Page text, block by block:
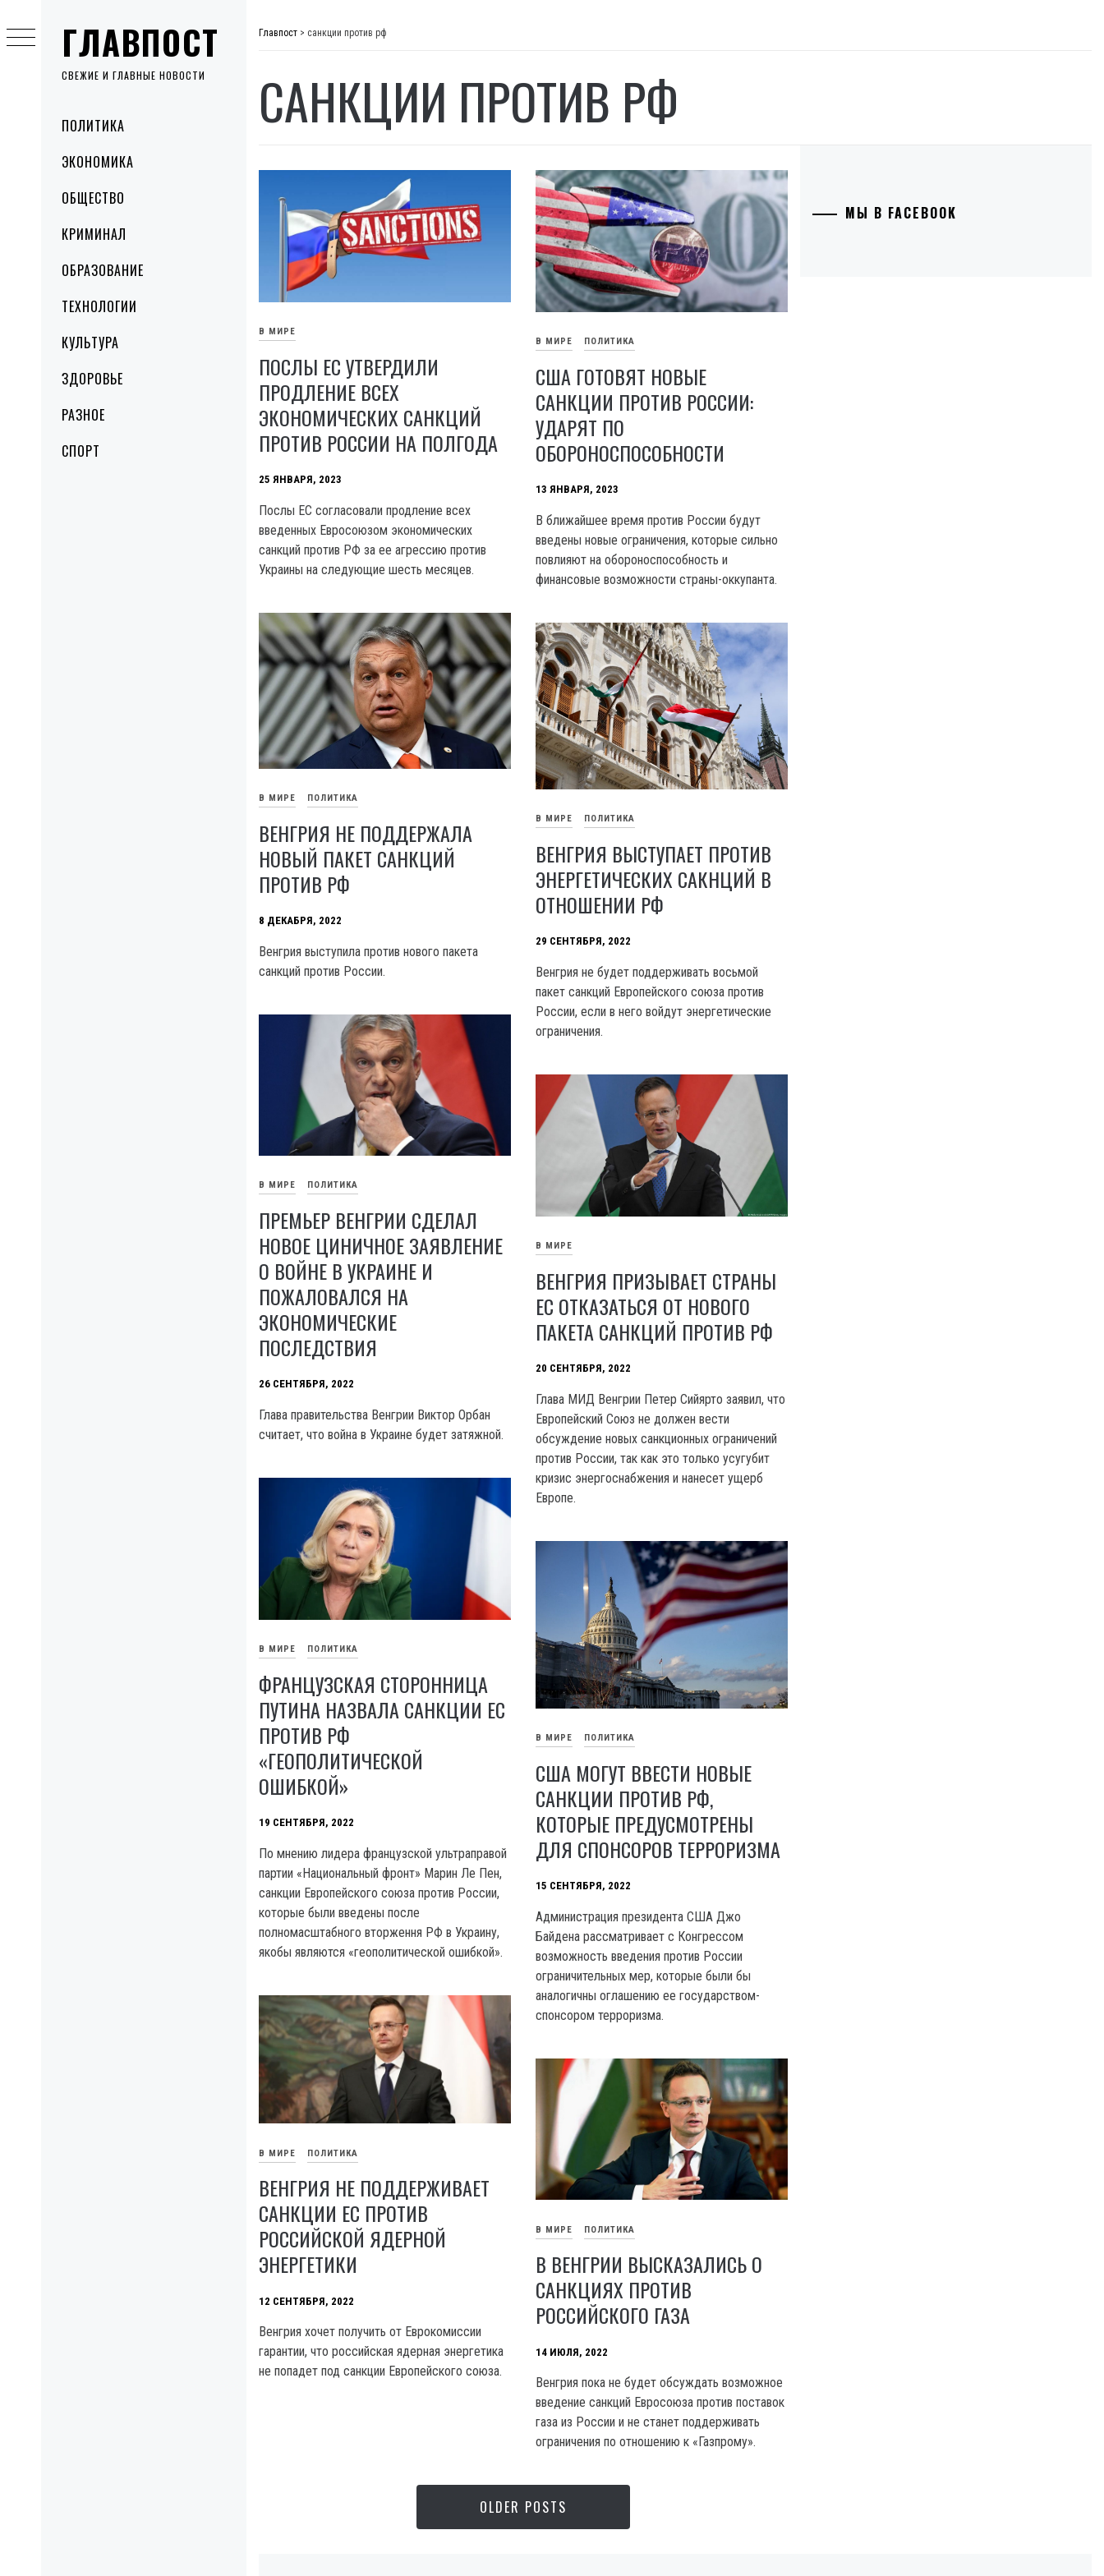
ГЛАВПОСТ
СВЕЖИЕ И ГЛАВНЫЕ НОВОСТИ
MenuПОЛИТИКА
ЭКОНОМИКА
ОБЩЕСТВО
КРИМИНАЛ
ОБРАЗОВАНИЕ
ТЕХНОЛОГИИ
КУЛЬТУРА
ЗДОРОВЬЕ
РАЗНОЕ
СПОРТ
to
content
Главпост > санкции против рф
САНКЦИИ ПРОТИВ РФ
В МИРЕ
ПОСЛЫ ЕС УТВЕРДИЛИ
ПРОДЛЕНИЕ ВСЕХ
ЭКОНОМИЧЕСКИХ САНКЦИЙ
ПРОТИВ РОССИИ НА ПОЛГОДА
25 ЯНВАРЯ, 2023
Послы ЕС согласовали продление всех
введенных Евросоюзом экономических
санкций против РФ за ее агрессию против
Украины на следующие шесть месяцев.
В МИРЕ ПОЛИТИКА
США ГОТОВЯТ НОВЫЕ
САНКЦИИ ПРОТИВ РОССИИ:
УДАРЯТ ПО
ОБОРОНОСПОСОБНОСТИ
13 ЯНВАРЯ, 2023
В ближайшее время против России будут
введены новые ограничения, которые сильно
повлияют на обороноспособность и
финансовые возможности страны-оккупанта.
В МИРЕ ПОЛИТИКА
ВЕНГРИЯ НЕ ПОДДЕРЖАЛА
НОВЫЙ ПАКЕТ САНКЦИЙ
ПРОТИВ РФ
8 ДЕКАБРЯ, 2022
Венгрия выступила против нового пакета
санкций против России.
В МИРЕ ПОЛИТИКА
ВЕНГРИЯ ВЫСТУПАЕТ ПРОТИВ
ЭНЕРГЕТИЧЕСКИХ САКНЦИЙ В
ОТНОШЕНИИ РФ
29 СЕНТЯБРЯ, 2022
Венгрия не будет поддерживать восьмой
пакет санкций Европейского союза против
России, если в него войдут энергетические
ограничения.
В МИРЕ ПОЛИТИКА
ПРЕМЬЕР ВЕНГРИИ СДЕЛАЛ
НОВОЕ ЦИНИЧНОЕ ЗАЯВЛЕНИЕ
О ВОЙНЕ В УКРАИНЕ И
ПОЖАЛОВАЛСЯ НА
ЭКОНОМИЧЕСКИЕ
ПОСЛЕДСТВИЯ
26 СЕНТЯБРЯ, 2022
Глава правительства Венгрии Виктор Орбан
считает, что война в Украине будет затяжной.
В МИРЕ
ВЕНГРИЯ ПРИЗЫВАЕТ СТРАНЫ
ЕС ОТКАЗАТЬСЯ ОТ НОВОГО
ПАКЕТА САНКЦИЙ ПРОТИВ РФ
20 СЕНТЯБРЯ, 2022
Глава МИД Венгрии Петер Сийярто заявил, что
Европейский Союз не должен вести
обсуждение новых санкционных ограничений
против России, так как это только усугубит
кризис энергоснабжения и нанесет ущерб
Европе.
В МИРЕ ПОЛИТИКА
ФРАНЦУЗСКАЯ СТОРОННИЦА
ПУТИНА НАЗВАЛА САНКЦИИ ЕС
ПРОТИВ РФ
«ГЕОПОЛИТИЧЕСКОЙ
ОШИБКОЙ»
19 СЕНТЯБРЯ, 2022
По мнению лидера французской ультраправой
партии «Национальный фронт» Марин Ле Пен,
санкции Европейского союза против России,
которые были введены после
полномасштабного вторження РФ в Украину,
якобы являются «геополитической ошибкой».
В МИРЕ ПОЛИТИКА
США МОГУТ ВВЕСТИ НОВЫЕ
САНКЦИИ ПРОТИВ РФ,
КОТОРЫЕ ПРЕДУСМОТРЕНЫ
ДЛЯ СПОНСОРОВ ТЕРРОРИЗМА
15 СЕНТЯБРЯ, 2022
Администрация президента США Джо
Байдена рассматривает с Конгрессом
возможность введения против России
ограничительных мер, которые были бы
аналогичны оглашению ее государством-
спонсором терроризма.
В МИРЕ ПОЛИТИКА
ВЕНГРИЯ НЕ ПОДДЕРЖИВАЕТ
САНКЦИИ ЕС ПРОТИВ
РОССИЙСКОЙ ЯДЕРНОЙ
ЭНЕРГЕТИКИ
12 СЕНТЯБРЯ, 2022
Венгрия хочет получить от Еврокомиссии
гарантии, что российская ядерная энергетика
не попадет под санкции Европейского союза.
В МИРЕ ПОЛИТИКА
В ВЕНГРИИ ВЫСКАЗАЛИСЬ О
САНКЦИЯХ ПРОТИВ
РОССИЙСКОГО ГАЗА
14 ИЮЛЯ, 2022
Венгрия пока не будет обсуждать возможное
введение санкций Евросоюза против поставок
газа из России и не станет поддерживать
ограничения по отношению к «Газпрому».
OLDER POSTS
МЫ В FACEBOOK